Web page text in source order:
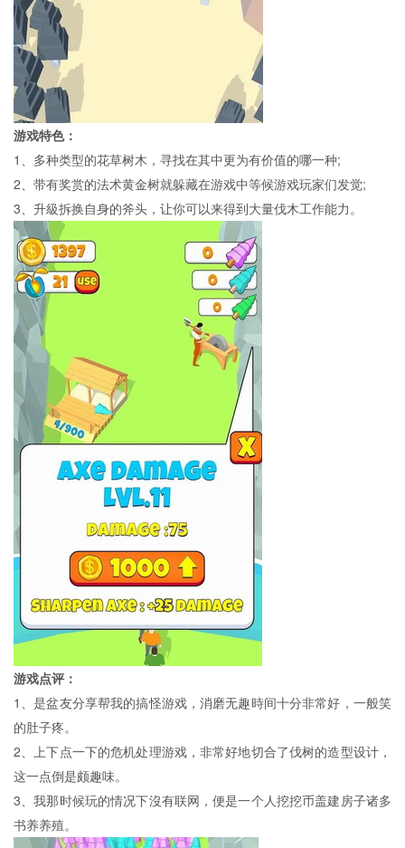
游戏特色：
1、多种类型的花草树木，寻找在其中更为有价值的哪一种;
2、带有奖赏的法术黄金树就躲藏在游戏中等候游戏玩家们发觉;
3、升級拆换自身的斧头，让你可以来得到大量伐木工作能力。
游戏点评：
1、是盆友分享帮我的搞怪游戏，消磨无趣時间十分非常好，一般笑
的肚子疼。
2、上下点一下的危机处理游戏，非常好地切合了伐树的造型设计，
这一点倒是颇趣味。
3、我那时候玩的情况下沒有联网，便是一个人挖挖币盖建房子诸多
书养养殖。